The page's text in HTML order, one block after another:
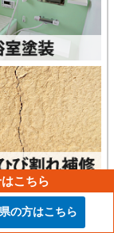
こちら
の方はこちら